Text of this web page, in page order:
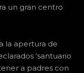
un gran centro
la apertura de
‘santuario
a padres con